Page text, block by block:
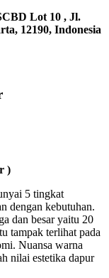
Lot 10 , Jl.
12190, Indonesia
)
5 tingkat
dengan kebutuhan.
dan besar yaitu 20
tampak terlihat pada
Nuansa warna
nilai estetika dapur